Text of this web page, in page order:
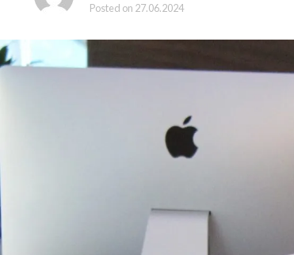
Posted on 27.06.2024